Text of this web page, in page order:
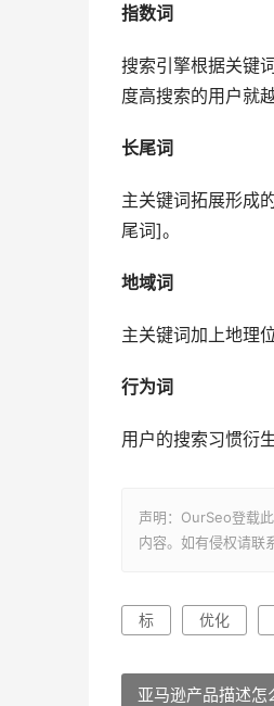
指数词
搜索引擎根据关键
度高搜索的用户就
长尾词
主关键词拓展形成
尾词]。
地域词
主关键词加上地理
行为词
用户的搜索习惯衍
声明：OurSeo登载
内容。如有侵权请联
标 优化
亚马逊产品描述